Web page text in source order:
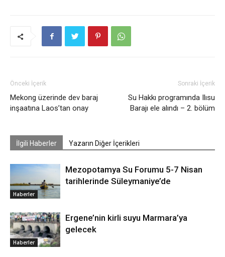
Önceki İçerik
Mekong üzerinde dev baraj
inşaatına Laos’tan onay
Sonraki İçerik
Su Hakkı programında Ilısu
Barajı ele alındı – 2. bölüm
İlgili Haberler Yazarın Diğer İçerikleri
Haberler
Mezopotamya Su Forumu 5-7 Nisan
tarihlerinde Süleymaniye’de
Haberler
Ergene’nin kirli suyu Marmara’ya
gelecek